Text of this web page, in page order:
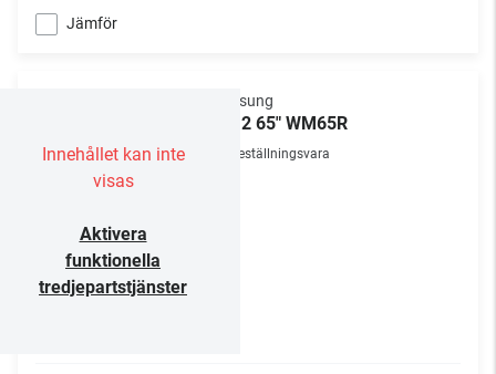
Jämför
Innehållet kan inte
visas
Aktivera
funktionella
tredjepartstjänster
Samsung
Flip 2 65" WM65R
Beställningsvara